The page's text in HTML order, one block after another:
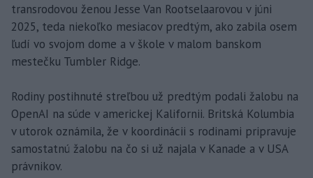
transrodovou ženou Jesse Van Rootselaarovou v júni
2025, teda niekoľko mesiacov predtým, ako zabila osem
ľudí vo svojom dome a v škole v malom banskom
mestečku Tumbler Ridge.
Rodiny postihnuté streľbou už predtým podali žalobu na
OpenAI na súde v americkej Kalifornii. Britská Kolumbia
v utorok oznámila, že v koordinácii s rodinami pripravuje
samostatnú žalobu na čo si už najala v Kanade a v USA
právnikov.